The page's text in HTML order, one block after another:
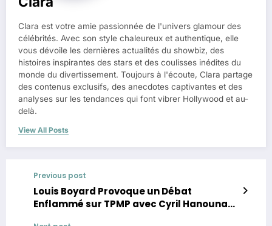
Clara est votre amie passionnée de l'univers glamour des
célébrités. Avec son style chaleureux et authentique, elle
vous dévoile les dernières actualités du showbiz, des
histoires inspirantes des stars et des coulisses inédites du
monde du divertissement. Toujours à l'écoute, Clara partage
des contenus exclusifs, des anecdotes captivantes et des
analyses sur les tendances qui font vibrer Hollywood et au-
delà.
View All Posts
Previous post
Louis Boyard Provoque un Débat
Enflammé sur TPMP avec Cyril Hanouna